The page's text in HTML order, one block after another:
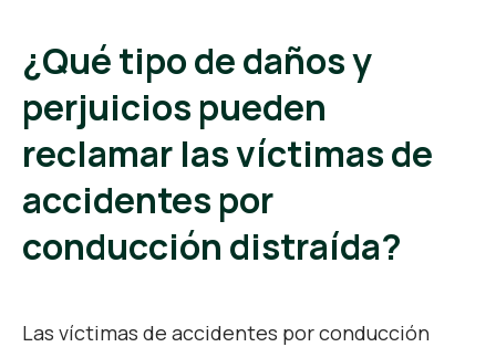
¿Qué tipo de daños y
perjuicios pueden
reclamar las víctimas de
accidentes por
conducción distraída?
Las víctimas de accidentes por conducción